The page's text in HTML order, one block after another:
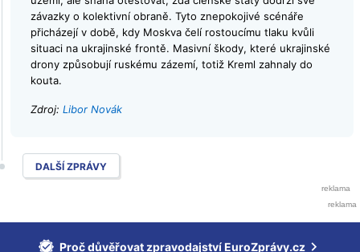
závazky o kolektivní obraně. Tyto znepokojivé scénáře
přicházejí v době, kdy Moskva čelí rostoucímu tlaku kvůli
situaci na ukrajinské frontě. Masivní škody, které ukrajinské
drony způsobují ruskému zázemí, totiž Kreml zahnaly do
kouta.
Zdroj: Libor Novák
DALŠÍ ZPRÁVY
Proč důvěřovat zpravodajství EuroZprávy.cz